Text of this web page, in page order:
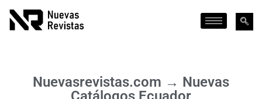
Nuevasrevistas.com → Nuevas